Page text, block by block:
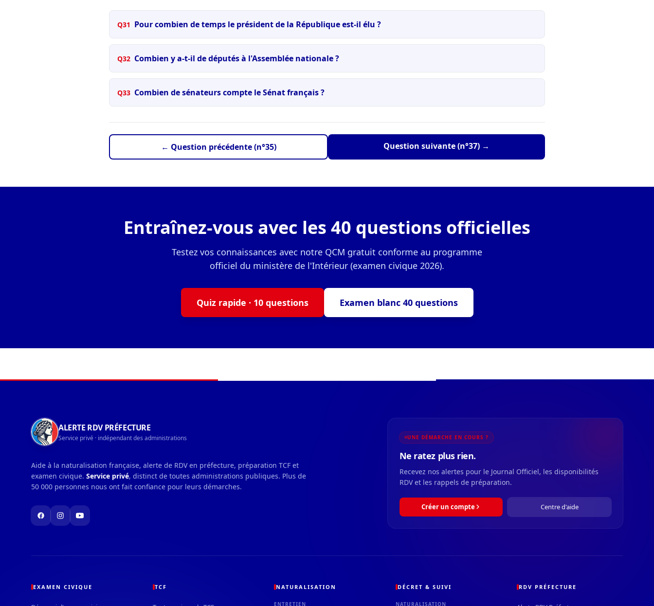
Q31 Pour combien de temps le président de la République est-il élu ?
Q32 Combien y a-t-il de députés à l'Assemblée nationale ?
Q33 Combien de sénateurs compte le Sénat français ?
← Question précédente (n°35) Question suivante (n°37) →
Entraînez-vous avec les 40 questions officielles
Testez vos connaissances avec notre QCM gratuit conforme au programme
officiel du ministère de l'Intérieur (examen civique 2026).
Quiz rapide · 10 questions Examen blanc 40 questions
ALERTE RDV PRÉFECTURE
Service privé · indépendant des administrations
Aide à la naturalisation française, alerte de RDV en préfecture, préparation TCF et
examen civique. Service privé, distinct de toutes administrations publiques. Plus de
50 000 personnes nous ont fait confiance pour leurs démarches.
UNE DÉMARCHE EN COURS ?
Ne ratez plus rien.
Recevez nos alertes pour le Journal Officiel, les disponibilités
RDV et les rappels de préparation.
Créer un compte Centre d'aide
EXAMEN CIVIQUE TCF NATURALISATION
ENTRETIEN
DÉCRET & SUIVI
NATURALISATION
RDV PRÉFECTURE